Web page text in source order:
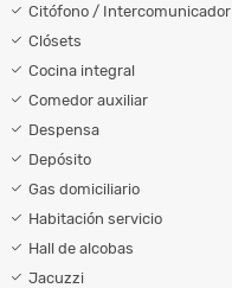
Citófono / Intercomunicador
Clósets
Cocina integral
Comedor auxiliar
Despensa
Depósito
Gas domiciliario
Habitación servicio
Hall de alcobas
Jacuzzi